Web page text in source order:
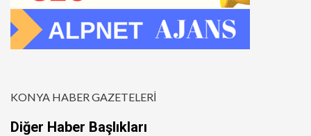
KONYA HABER GAZETELERİ
Diğer Haber Başlıkları